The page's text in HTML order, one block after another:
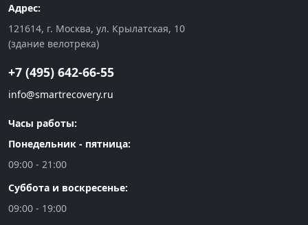
Адрес:
121614, г. Москва, ул. Крылатская, 10
(здание велотрека)
+7 (495) 642-66-55
info@smartrecovery.ru
Часы работы:
Понедельник - пятница:
09:00 - 21:00
Суббота и воскресенье:
09:00 - 19:00